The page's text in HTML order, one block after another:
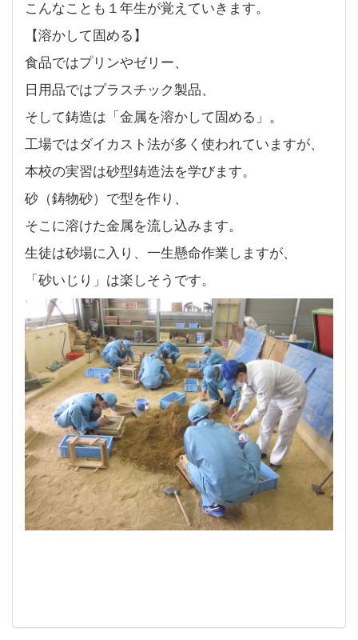
こんなことも１年生が覚えていきます。
【溶かして固める】
食品ではプリンやゼリー、
日用品ではプラスチック製品、
そして鋳造は「金属を溶かして固める」。
工場ではダイカスト法が多く使われていますが、
本校の実習は砂型鋳造法を学びます。
砂（鋳物砂）で型を作り、
そこに溶けた金属を流し込みます。
生徒は砂場に入り、一生懸命作業しますが、
「砂いじり」は楽しそうです。